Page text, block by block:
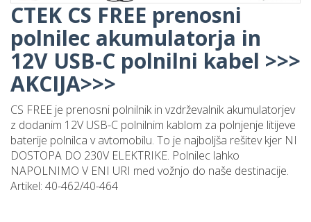
CTEK CS prenosna torba
za shranjevanje CTEK
polnilnikov
34,00 €
CTEK CS FREE prenosni
polnilec akumulatorja in
12V USB-C polnilni kabel >>>
AKCIJA>>>
CS FREE je prenosni polnilnik in vzdrževalnik akumulatorjev
z dodanim 12V USB-C polnilnim kablom za polnjenje litijeve
baterije polnilca v avtomobilu. To je najboljša rešitev kjer NI
DOSTOPA DO 230V ELEKTRIKE. Polnilec lahko
NAPOLNIMO V ENI URI med vožnjo do naše destinacije.
Artikel: 40-462/40-464